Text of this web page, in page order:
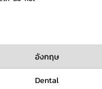
อังกฤษ
Dental